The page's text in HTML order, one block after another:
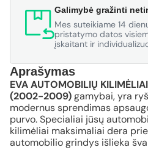
Galimybė gražinti
Mes suteikiame 14
pristatymo datos
įskaitant ir
Aprašymas
EVA AUTOMOBILIŲ
(2002-2009)gamybai, yra
modernus sprendimas
purvo. Specialiai jūsų
kilimėliai maksimaliai dera
automobilio grindys išlieka